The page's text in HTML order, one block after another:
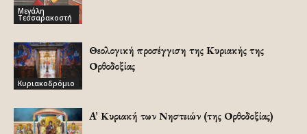
Μεγάλη
Τεσσαρακοστή
Κυριακοδρόμιο
Θεολογική προσέγγιση της Κυριακής της
Ορθοδοξίας
A’ Κυριακή των Νηστειών (της Ορθοδοξίας)